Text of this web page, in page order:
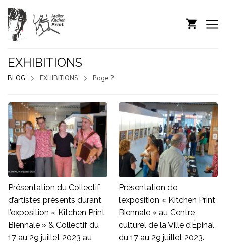
EXHIBITIONS
BLOG EXHIBITIONS Page 2
Présentation du Collectif
d’artistes présents durant
l’exposition « Kitchen Print
Biennale » & Collectif du
17 au 29 juillet 2023 au
Présentation de
l’exposition « Kitchen Print
Biennale » au Centre
culturel de la Ville d’Épinal
du 17 au 29 juillet 2023.